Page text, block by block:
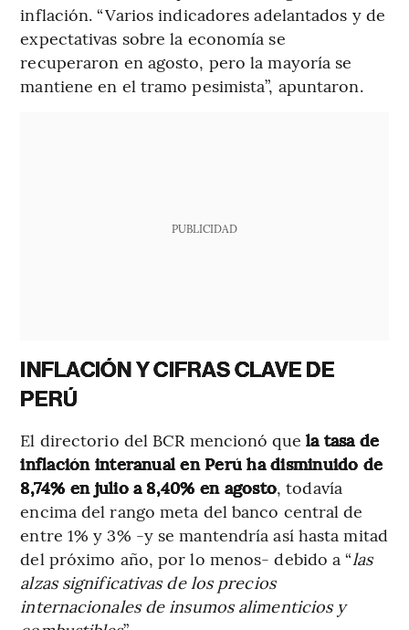
inflación. “Varios indicadores adelantados y de
expectativas sobre la economía se
recuperaron en agosto, pero la mayoría se
mantiene en el tramo pesimista”, apuntaron.
PUBLICIDAD
INFLACIÓN Y CIFRAS CLAVE DE
PERÚ
El directorio del BCR mencionó que la tasa de
inflación interanual en Perú ha disminuido de
8,74% en julio a 8,40% en agosto, todavía
encima del rango meta del banco central de
entre 1% y 3% -y se mantendría así hasta mitad
del próximo año, por lo menos- debido a “las
alzas significativas de los precios
internacionales de insumos alimenticios y